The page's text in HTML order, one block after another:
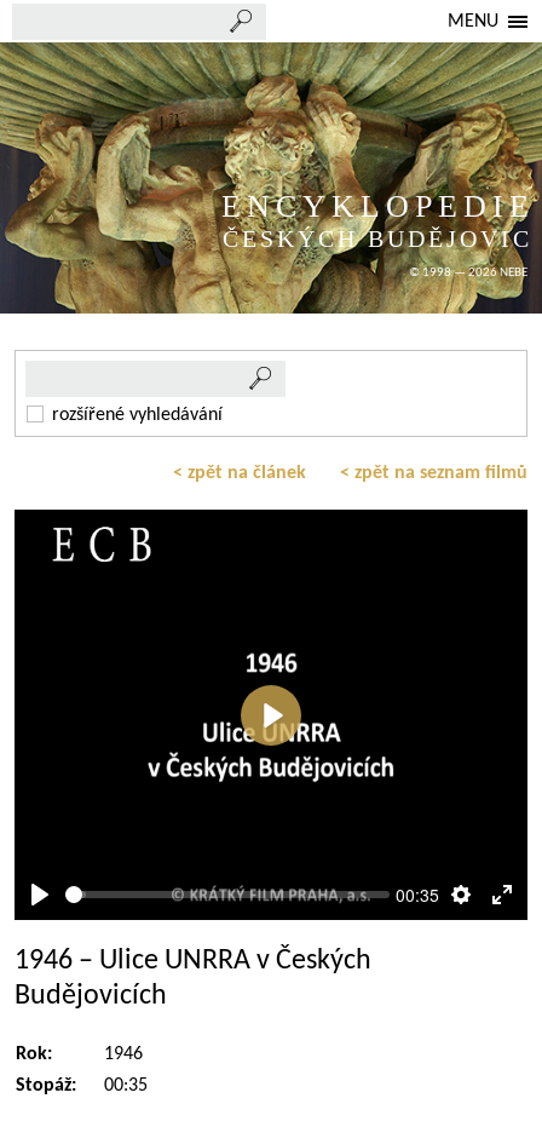
MENU
ENCYKLOPEDIE
ČESKÝCH BUDĚJOVIC
© 1998 — 2026 NEBE
rozšířené vyhledávání
< zpět na článek < zpět na seznam filmů
Přehrát
00:35
Přehrát
1946 – Ulice UNRRA v Českých
Budějovicích
Rok:
1946
Stopáž:
00:35